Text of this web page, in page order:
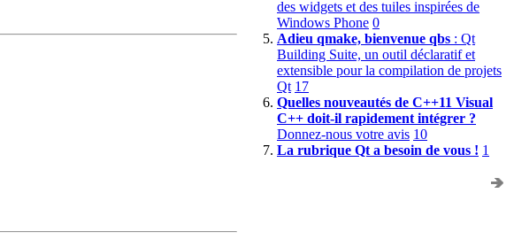
des widgets et des tuiles inspirées de
Windows Phone 0
Adieu qmake, bienvenue qbs : Qt
Building Suite, un outil déclaratif et
extensible pour la compilation de projets
Qt 17
Quelles nouveautés de C++11 Visual
C++ doit-il rapidement intégrer ?
Donnez-nous votre avis 10
La rubrique Qt a besoin de vous ! 1